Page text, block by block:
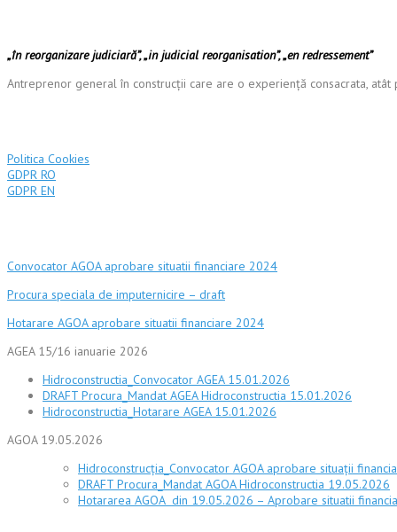
„în reorganizare judiciară”, „in judicial reorganisation”, „en redressement”
Antreprenor general în construcții care are o experiență consacrata,
Politica Cookies
GDPR RO
GDPR EN
Convocator AGOA aprobare situatii financiare 2024
Procura speciala de imputernicire – draft
Hotarare AGOA aprobare situatii financiare 2024
AGEA 15/16 ianuarie 2026
Hidroconstructia_Convocator AGEA 15.01.2026
DRAFT Procura_Mandat AGEA Hidroconstructia 15.01.2026
Hidroconstructia_Hotarare AGEA 15.01.2026
AGOA 19.05.2026
Hidroconstrucţia_Convocator AGOA aprobare situaţii
DRAFT Procura_Mandat AGOA Hidroconstructia 19.05.2026
Hotararea AGOA din 19.05.2026 – Aprobare situatii